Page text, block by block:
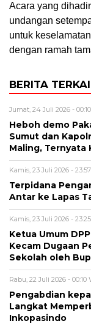
Acara yang
undangan
untuk
dengan ramah
BERITA
Jumat, 24 Juli 2026 -
Heboh demo
Sumut dan
Maling, Ternyata
Kamis, 23 Juli 2026 -
Terpidana
Antar ke Lapas
Kamis, 23 Juli 2026 -
Ketua Umum DPP
Kecam Dugaan
Sekolah oleh
Rabu, 22 Juli 2026 - 00:10
Pengabdian
Langkat
Inkopasindo